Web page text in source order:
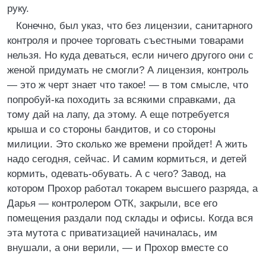
руку.
Конечно, был указ, что без лицензии, санитарного
контроля и прочее торговать съестными товарами
нельзя. Но куда деваться, если ничего другого они с
женой придумать не смогли? А лицензия, контроль
— это ж черт знает что такое! — в том смысле, что
попробуй-ка походить за всякими справками, да
тому дай на лапу, да этому. А еще потребуется
крыша и со стороны бандитов, и со стороны
милиции. Это сколько же времени пройдет! А жить
надо сегодня, сейчас. И самим кормиться, и детей
кормить, одевать-обувать. А с чего? Завод, на
котором Прохор работал токарем высшего разряда, а
Дарья — контролером ОТК, закрыли, все его
помещения раздали под склады и офисы. Когда вся
эта мутота с приватизацией начиналась, им
внушали, а они верили, — и Прохор вместе со